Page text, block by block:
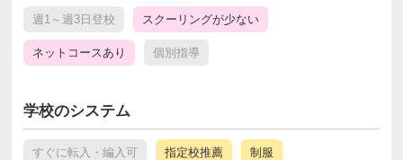
週1～週3日登校 スクーリングが少ない
ネットコースあり 個別指導
学校のシステム
すぐに転入・編入可 指定校推薦 制服